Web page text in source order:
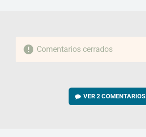
Comentarios cerrados
VER2 COMENTARIOS